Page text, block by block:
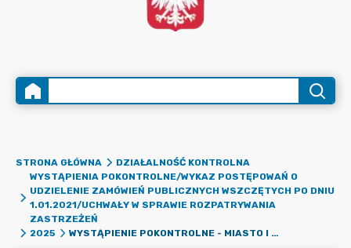
STRONA GŁÓWNA
DZIAŁALNOŚĆ KONTROLNA
WYSTĄPIENIA POKONTROLNE/WYKAZ POSTĘPOWAŃ O
UDZIELENIE ZAMÓWIEŃ PUBLICZNYCH WSZCZĘTYCH PO DNIU
1.01.2021/UCHWAŁY W SPRAWIE ROZPATRYWANIA
ZASTRZEŻEŃ
2025
WYSTĄPIENIE POKONTROLNE - MIASTO I GMINA TUCHÓW, KONTROLA DORAŹNA